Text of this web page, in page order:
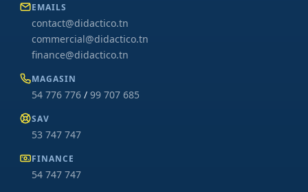
EMAILS
contact@didactico.tn
commercial@didactico.tn
finance@didactico.tn
MAGASIN
54 776 776 / 99 707 685
SAV
53 747 747
FINANCE
54 747 747